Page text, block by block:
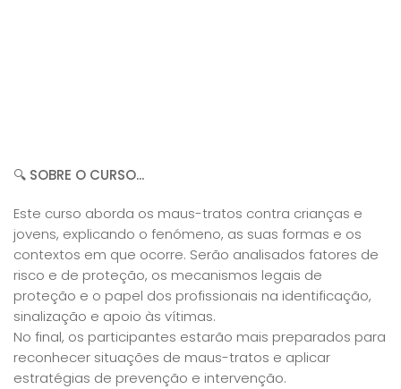
🔍 SOBRE O CURSO...
Este curso aborda os maus-tratos contra crianças e
jovens, explicando o fenómeno, as suas formas e os
contextos em que ocorre. Serão analisados fatores de
risco e de proteção, os mecanismos legais de
proteção e o papel dos profissionais na identificação,
sinalização e apoio às vítimas.
No final, os participantes estarão mais preparados para
reconhecer situações de maus-tratos e aplicar
estratégias de prevenção e intervenção.